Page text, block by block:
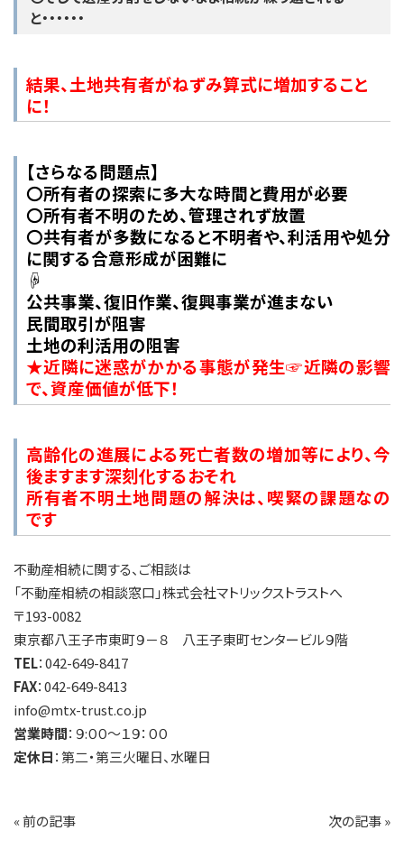
と・・・・・・
結果、土地共有者がねずみ算式に増加すること
に！
【さらなる問題点】
〇所有者の探索に多大な時間と費用が必要
〇所有者不明のため、管理されず放置
〇共有者が多数になると不明者や、利活用や処分
に関する合意形成が困難に
☟
公共事業、復旧作業、復興事業が進まない
民間取引が阻害
土地の利活用の阻害
★近隣に迷惑がかかる事態が発生☞近隣の影響
で、資産価値が低下！
高齢化の進展による死亡者数の増加等により、今
後ますます深刻化するおそれ
所有者不明土地問題の解決は、喫緊の課題なの
です
不動産相続に関する、ご相談は
「不動産相続の相談窓口」株式会社マトリックストラストへ
〒193-0082
東京都八王子市東町９－８ 八王子東町センタービル９階
TEL：042-649-8417
FAX：042-649-8413
info@mtx-trust.co.jp
営業時間：９:００～１９：００
定休日：第二・第三火曜日、水曜日
«前の記事 次の記事»